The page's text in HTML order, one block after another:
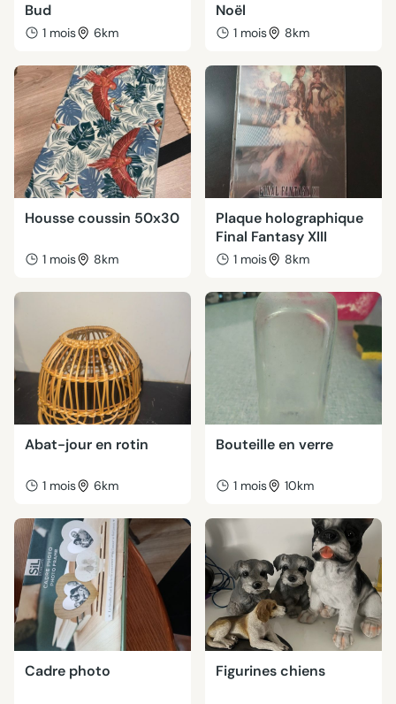
Bud
1 mois 6km
Noël
1 mois 8km
Housse coussin 50x30
1 mois 8km
Plaque holographique
Final Fantasy XIII
1 mois 8km
Abat-jour en rotin
1 mois 6km
Bouteille en verre
1 mois 10km
Cadre photo Figurines chiens